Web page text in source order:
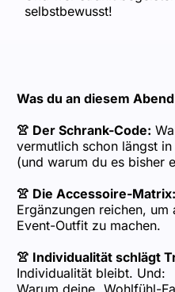
selbstbewusst!
Was du an diesem
👚 Der Schrank-Code:
vermutlich schon längst
(und warum du es bisher
👚 Die Accessoire-Matrix:
Ergänzungen reichen, um
Event-Outfit zu machen.
👚 Individualität schlägt
Individualität bleibt. Und:
Warum deine „Wohlfühl-